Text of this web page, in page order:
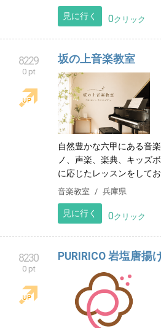
見に行く 0クリック
8229
0 pt
坂の上音楽教室
自然豊かな六甲にある音
ノ、声楽、楽典、キッズ
に応じたレッスンをして
音楽教室 兵庫県
見に行く 0クリック
8230
0 pt
PURIRICO 岩塩唐揚